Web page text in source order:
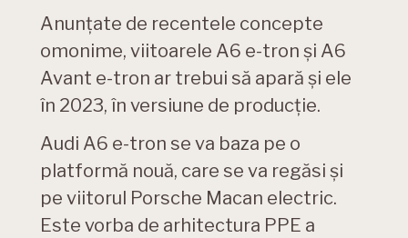
Anunțate de recentele concepte
omonime, viitoarele A6 e-tron și A6
Avant e-tron ar trebui să apară și ele
în 2023, în versiune de producție.
Audi A6 e-tron se va baza pe o
platformă nouă, care se va regăsi și
pe viitorul Porsche Macan electric.
Este vorba de arhitectura PPE a